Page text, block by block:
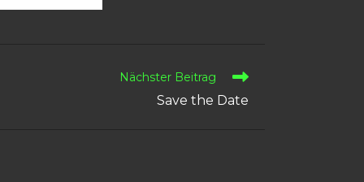
Nächster Beitrag
Save the Date